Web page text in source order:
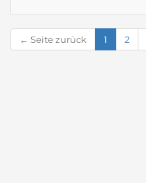
← Seite zurück 1 2